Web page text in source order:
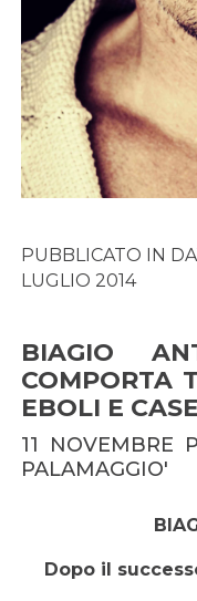
PUBBLICATO IN
LUGLIO 2014
BIAGIO
COMPORTA
EBOLI E
11 NOVEMBRE
PALAMAGGIO'
Dopo il